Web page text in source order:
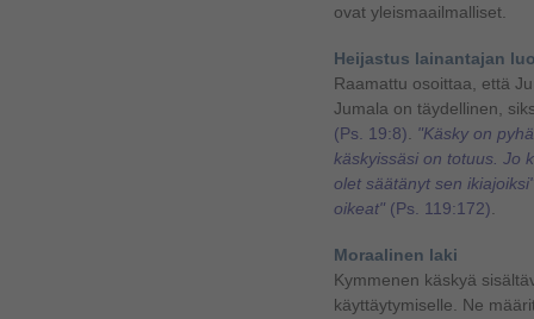
ovat yleismaailmalliset.
Heijastus lainantajan
Raamattu osoittaa, että
Jumala on täydellinen,
(Ps. 19:8)
"Käsky on
käskyissäsi on totuus. Jo
olet säätänyt sen ikiajoiksi"
oikeat" (Ps. 119:172)
Moraalinen laki
Kymmenen käskyä
käyttäytymiselle. Ne